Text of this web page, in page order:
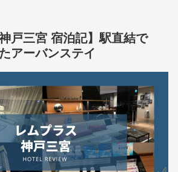
戸三宮 宿泊記】駅直結で
アーバンステイ